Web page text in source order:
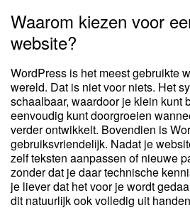
Waarom kiezen voor
website?
WordPress is het meest gebruikte
wereld. Dat is niet voor niets. Het
schaalbaar, waardoor je klein kunt
eenvoudig kunt doorgroeien
verder ontwikkelt. Bovendien is
gebruiksvriendelijk. Nadat je
zelf teksten aanpassen of nieuwe
zonder dat je daar technische
je liever dat het voor je wordt
dit natuurlijk ook volledig uit